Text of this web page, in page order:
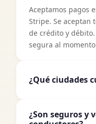
y hora, y luego
preferido.
instantánea antes
Aceptamos pagos
Stripe. Se aceptan
de crédito y
segura al
¿Qué ciudades
Suecia incluyendo
¿Son seguros y